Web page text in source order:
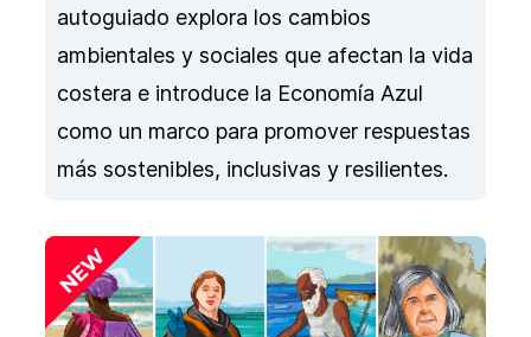
autoguiado explora los cambios
ambientales y sociales que afectan la vida
costera e introduce la Economía Azul
como un marco para promover respuestas
más sostenibles, inclusivas y resilientes.